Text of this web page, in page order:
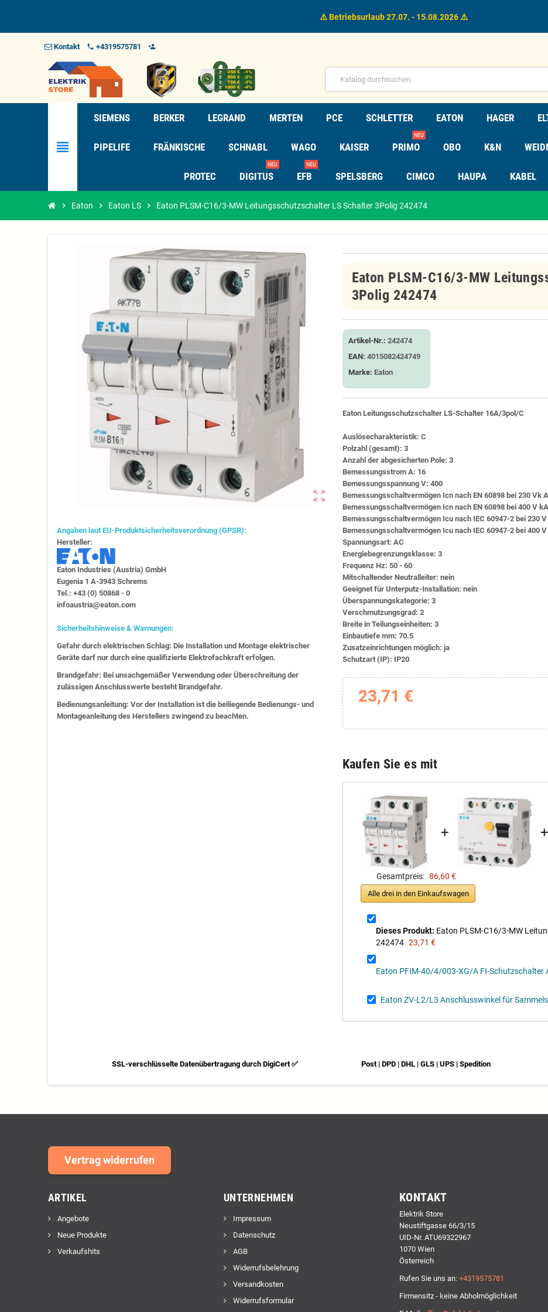
⚠️ Betriebsurlaub 27.07. - 15.08.2026 ⚠️
Kontakt phone +4319575781 person_add_alt_1
view_headline
SIEMENS BERKER LEGRAND MERTEN PCE SCHLETTER EATON HAGER
PIPELIFE FRÄNKISCHE SCHNABL WAGO KAISER PRIMO
NEU
OBO K&N
PROTEC DIGITUS
NEU
EFB
NEU
SPELSBERG CIMCO HAUPA KABEL
chevron_right Eaton chevron_right Eaton LS chevron_right Eaton PLSM-C16/3-MW Leitungsschutzschalter LS Schalter 3Polig 242474
zoom_out_map
Angaben laut EU-Produktsicherheitsverordnung (GPSR):
Hersteller:
Eaton Industries (Austria) GmbH
Eugenia 1​ A-3943 Schrems
Tel.: +43 (0) 50868 - 0​
infoaustria@eaton.com
Sicherheitshinweise & Warnungen:
Gefahr durch elektrischen Schlag: Die Installation und Montage elektrischer
Geräte darf nur durch eine qualifizierte Elektrofachkraft erfolgen.
Brandgefahr: Bei unsachgemäßer Verwendung oder Überschreitung der
zulässigen Anschlusswerte besteht Brandgefahr.
Bedienungsanleitung: Vor der Installation ist die beiliegende Bedienungs- und
Montageanleitung des Herstellers zwingend zu beachten.
Eaton PLSM-C16/3-MW
3Polig 242474
Artikel-Nr.: 242474
EAN: 4015082424749
Marke: Eaton
Eaton Leitungsschutzschalter LS-Schalter 16A/3pol/C
Auslösecharakteristik: C
Polzahl (gesamt): 3
Anzahl der abgesicherten Pole: 3
Bemessungsstrom A: 16
Bemessungsspannung V: 400
Bemessungsschaltvermögen Icn nach EN 60898 bei 230 Vk
Bemessungsschaltvermögen Icn nach EN 60898 bei 400 V
Bemessungsschaltvermögen Icu nach IEC 60947-2 bei 230
Bemessungsschaltvermögen Icu nach IEC 60947-2 bei 400
Spannungsart: AC
Energiebegrenzungsklasse: 3
Frequenz Hz: 50 - 60
Mitschaltender Neutralleiter: nein
Geeignet für Unterputz-Installation: nein
Überspannungskategorie: 3
Verschmutzungsgrad: 2
Breite in Teilungseinheiten: 3
Einbautiefe mm: 70.5
Zusatzeinrichtungen möglich: ja
Schutzart (IP): IP20
23,71 €
Kaufen Sie es mit
+ +
Gesamtpreis: 86,60 €
Alle drei in den Einkaufswagen
Dieses Produkt: Eaton PLSM-C16/3-MW
242474 23,71 €
Eaton PFIM-40/4/003-XG/A FI-Schutzschalter
Eaton ZV-L2/L3 Anschlusswinkel für
SSL-verschlüsselte Datenübertragung durch DigiCert ✅ Post | DPD | DHL | GLS | UPS | Spedition
Vertrag widerrufen
ARTIKEL
Angebote
Neue Produkte
Verkaufshits
UNTERNEHMEN
Impressum
Datenschutz
AGB
Widerrufsbelehrung
Versandkosten
Widerrufsformular
KONTAKT
Elektrik Store
Neustiftgasse 66/3/15
UID-Nr. ATU69322967
1070 Wien
Österreich
Rufen Sie uns an: +4319575781
Firmensitz - keine Abholmöglichkeit